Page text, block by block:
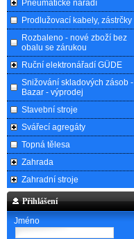
Pneumatické nářadí
Prodlužovací kabely, zástrčky
Rozbaleno - nové zboží bez
obalu se zárukou
Ruční elektronářadí GÜDE
Snižování skladových zásob -
Bazar - výprodej
Stavební stroje
Svářecí agregáty
Topná tělesa
Zahrada
Zahradní stroje
Přihlášení
Jméno